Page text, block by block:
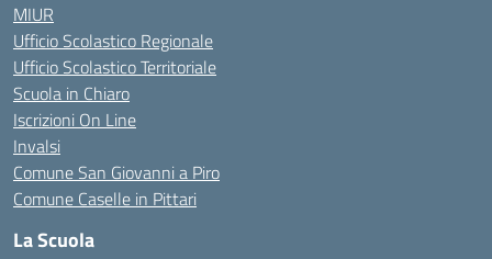
MIUR
Ufficio Scolastico Regionale
Ufficio Scolastico Territoriale
Scuola in Chiaro
Iscrizioni On Line
Invalsi
Comune San Giovanni a Piro
Comune Caselle in Pittari
La Scuola